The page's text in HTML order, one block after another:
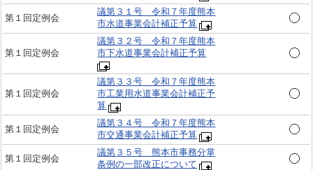
第１回定例会
議第３１号 令和７年度熊本
市水道事業会計補正予算
第１回定例会
議第３２号 令和７年度熊本
市下水道事業会計補正予算
第１回定例会
議第３３号 令和７年度熊本
市工業用水道事業会計補正予
算
第１回定例会
議第３４号 令和７年度熊本
市交通事業会計補正予算
第１回定例会
議第３５号 熊本市事務分掌
条例の一部改正について